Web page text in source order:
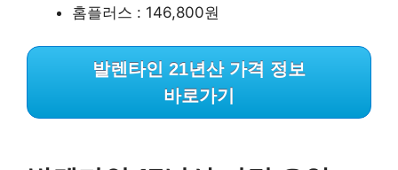
홈플러스 : 146,800원
발렌타인 21년산 가격 정보
바로가기